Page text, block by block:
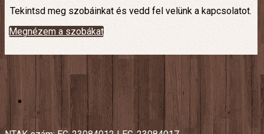
Tekintsd meg szobáinkat és vedd fel velünk a kapcsolatot.
Megnézem a szobákat